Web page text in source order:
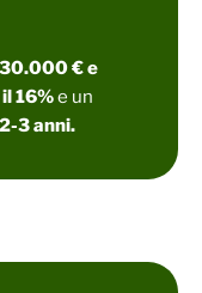
€ e
16%e un
2-3 anni.